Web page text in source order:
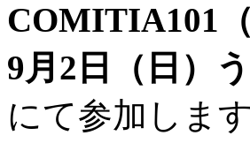
COMITIA101
9月2日（日）
にて参加します